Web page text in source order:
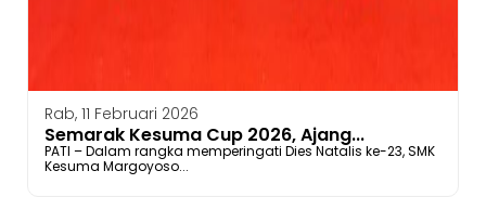
Rab, 11 Februari 2026
Semarak Kesuma Cup 2026, Ajang...
PATI – Dalam rangka memperingati Dies Natalis ke-23, SMK
Kesuma Margoyoso...